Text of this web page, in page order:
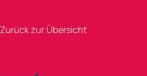
Zurück zur Übersicht